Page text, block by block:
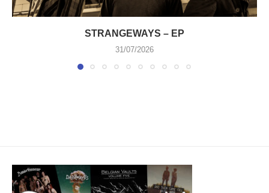
STRANGEWAYS – EP
31/07/2026